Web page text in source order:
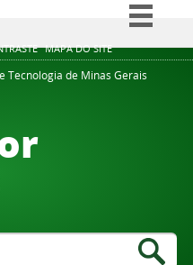
MAPA DO SITE
Simplifique!
Comunica BR
Tecnologia de Minas Gerais